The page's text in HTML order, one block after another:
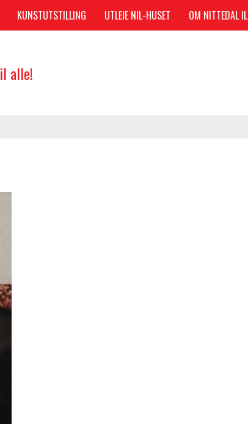
KUNSTUTSTILLING UTLEIE NIL-HUSET OM NITTEDAL IL
alle!